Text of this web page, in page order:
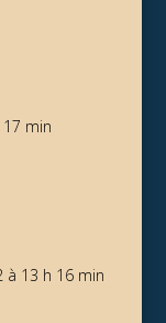
min
à 13 h 16 min